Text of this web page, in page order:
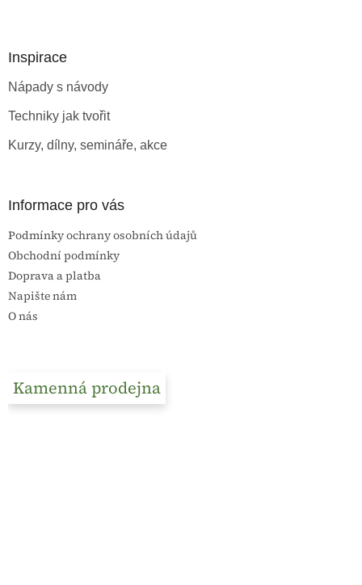
Inspirace
Nápady s návody
Techniky jak tvořit
Kurzy, dílny, semináře, akce
Informace pro vás
Podmínky ochrany osobních údajů
Obchodní podmínky
Doprava a platba
Napište nám
O nás
Kamenná prodejna